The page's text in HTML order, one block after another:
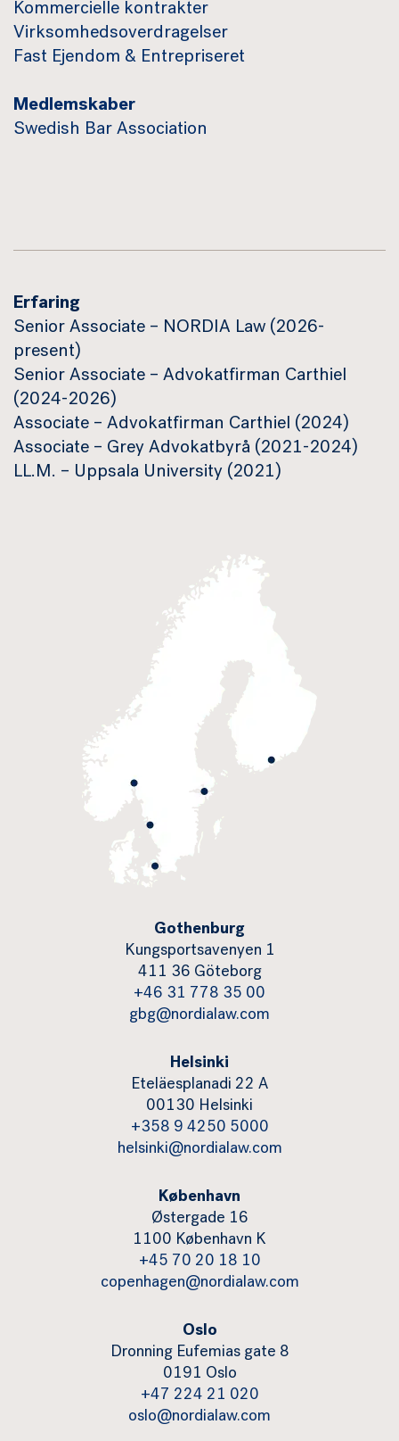
Kommercielle kontrakter
Virksomhedsoverdragelser
Fast Ejendom & Entrepriseret
Medlemskaber
Swedish Bar Association
Erfaring
Senior Associate – NORDIA Law (2026-
present)
Senior Associate – Advokatfirman Carthiel
(2024-2026)
Associate – Advokatfirman Carthiel (2024)
Associate – Grey Advokatbyrå (2021-2024)
LL.M. – Uppsala University (2021)
Gothenburg
Kungsportsavenyen 1
411 36 Göteborg
+46 31 778 35 00
gbg@nordialaw.com
Helsinki
Eteläesplanadi 22 A
00130 Helsinki
+358 9 4250 5000
helsinki@nordialaw.com
København
Østergade 16
1100 København K
+45 70 20 18 10
copenhagen@nordialaw.com
Oslo
Dronning Eufemias gate 8
0191 Oslo
+47 224 21 020
oslo@nordialaw.com